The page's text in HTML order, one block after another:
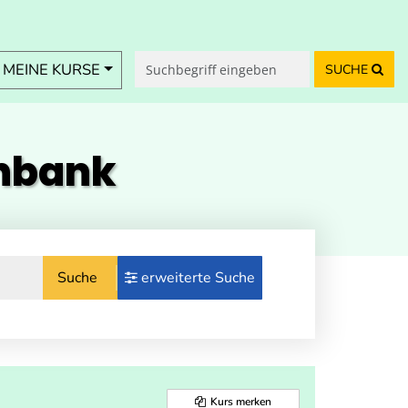
KURSE SUCHE
Suche erweiterte Suche
Kurs merken